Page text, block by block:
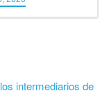
intermediarios de